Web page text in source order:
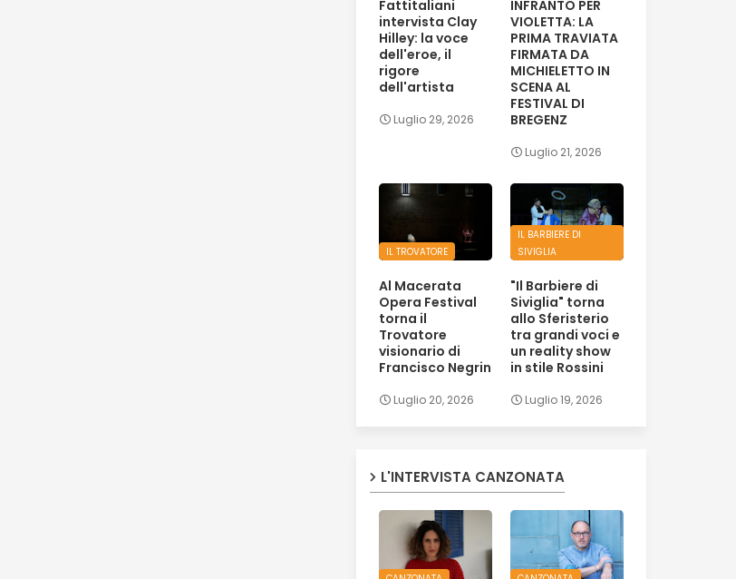
Fattitaliani
intervista Clay
Hilley: la voce
dell'eroe, il
rigore
dell'artista
Luglio 29, 2026
INFRANTO PER
VIOLETTA: LA
PRIMA TRAVIATA
FIRMATA DA
MICHIELETTO IN
SCENA AL
FESTIVAL DI
BREGENZ
Luglio 21, 2026
IL TROVATORE
Al Macerata
Opera Festival
torna il
Trovatore
visionario di
Francisco Negrin
Luglio 20, 2026
IL BARBIERE DI
SIVIGLIA
"Il Barbiere di
Siviglia" torna
allo Sferisterio
tra grandi voci e
un reality show
in stile Rossini
Luglio 19, 2026
L'INTERVISTA CANZONATA